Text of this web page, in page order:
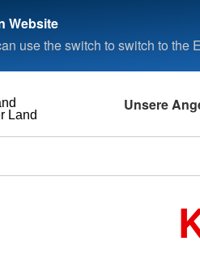
Website
use the switch to switch to the
Land
Unsere